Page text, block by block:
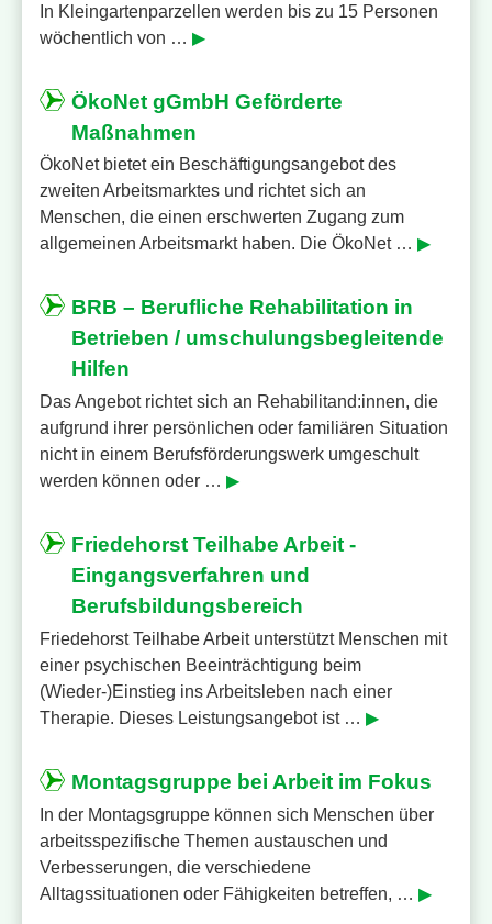
In Kleingartenparzellen werden bis zu 15 Personen
wöchentlich von … ▶
ÖkoNet gGmbH Geförderte
Maßnahmen
ÖkoNet bietet ein Beschäftigungsangebot des
zweiten Arbeitsmarktes und richtet sich an
Menschen, die einen erschwerten Zugang zum
allgemeinen Arbeitsmarkt haben. Die ÖkoNet … ▶
BRB – Berufliche Rehabilitation in
Betrieben / umschulungsbegleitende
Hilfen
Das Angebot richtet sich an Rehabilitand:innen, die
aufgrund ihrer persönlichen oder familiären Situation
nicht in einem Berufsförderungswerk umgeschult
werden können oder … ▶
Friedehorst Teilhabe Arbeit -
Eingangsverfahren und
Berufsbildungsbereich
Friedehorst Teilhabe Arbeit unterstützt Menschen mit
einer psychischen Beeinträchtigung beim
(Wieder-)Einstieg ins Arbeitsleben nach einer
Therapie. Dieses Leistungsangebot ist … ▶
Montagsgruppe bei Arbeit im Fokus
In der Montagsgruppe können sich Menschen über
arbeitsspezifische Themen austauschen und
Verbesserungen, die verschiedene
Alltagssituationen oder Fähigkeiten betreffen, … ▶